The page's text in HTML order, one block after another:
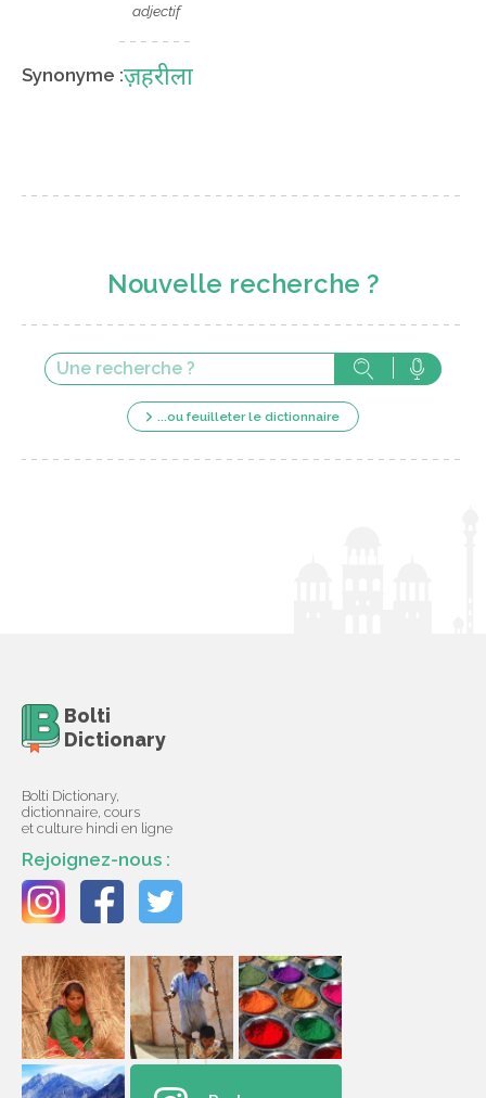
adjectif
Synonyme :ज़हरीला
Nouvelle recherche ?
...ou feuilleter le dictionnaire
Bolti
Dictionary
Bolti Dictionary,
dictionnaire, cours
et culture hindi en ligne
Rejoignez-nous :